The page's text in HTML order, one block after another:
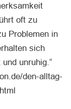
oft zu
Problemen in
sich
unruhig.“
den-alltag-